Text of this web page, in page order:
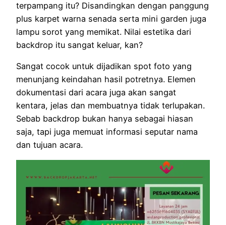
terpampang itu? Disandingkan dengan panggung
plus karpet warna senada serta mini garden juga
lampu sorot yang memikat. Nilai estetika dari
backdrop itu sangat keluar, kan?
Sangat cocok untuk dijadikan spot foto yang
menunjang keindahan hasil potretnya. Elemen
dokumentasi dari acara juga akan sangat
kentara, jelas dan membuatnya tidak terlupakan.
Sebab backdrop bukan hanya sebagai hiasan
saja, tapi juga memuat informasi seputar nama
dan tujuan acara.